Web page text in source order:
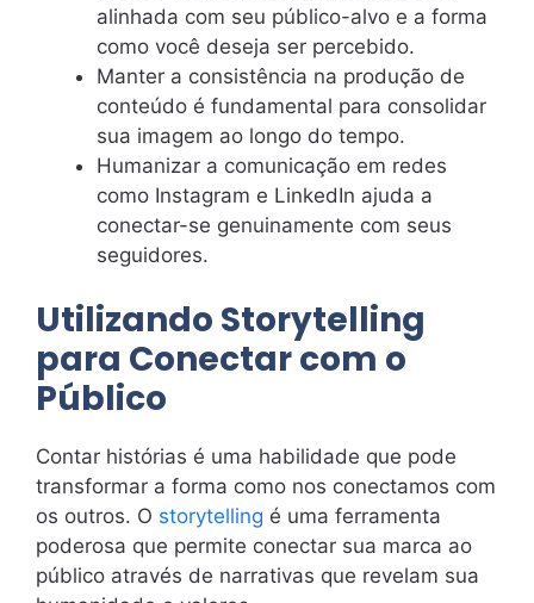
alinhada com seu público-alvo e a forma
como você deseja ser percebido.
Manter a consistência na produção de
conteúdo é fundamental para consolidar
sua imagem ao longo do tempo.
Humanizar a comunicação em redes
como Instagram e LinkedIn ajuda a
conectar-se genuinamente com seus
seguidores.
Utilizando Storytelling
para Conectar com o
Público
Contar histórias é uma habilidade que pode
transformar a forma como nos conectamos com
os outros. O storytelling é uma ferramenta
poderosa que permite conectar sua marca ao
público através de narrativas que revelam sua